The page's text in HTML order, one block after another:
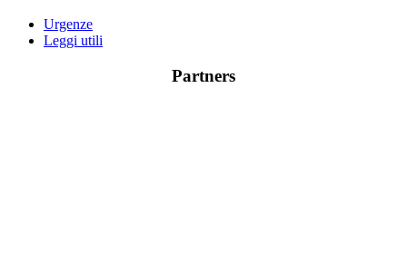
Urgenze
Leggi utili
Partners